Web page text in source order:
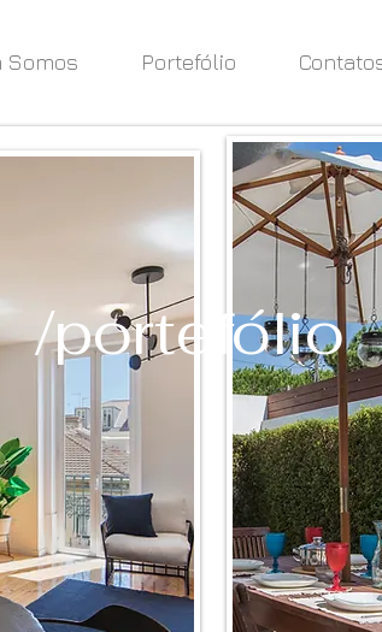
Somos Portefólio
/portefólio